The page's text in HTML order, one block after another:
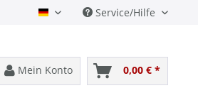
Deutsch Service/Hilfe
Mein Konto 0,00 € *